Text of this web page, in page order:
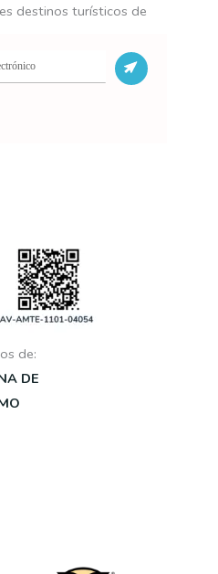
destinos turísticos de
S
de:
DE